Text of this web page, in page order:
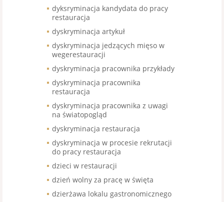
dyksryminacja kandydata do pracy
restauracja
dyskryminacja artykuł
dyskryminacja jedzących mięso w
wegerestauracji
dyskryminacja pracownika przykłady
dyskryminacja pracownika
restauracja
dyskryminacja pracownika z uwagi
na światopogląd
dyskryminacja restauracja
dyskryminacja w procesie rekrutacji
do pracy restauracja
dzieci w restauracji
dzień wolny za pracę w święta
dzierżawa lokalu gastronomicznego